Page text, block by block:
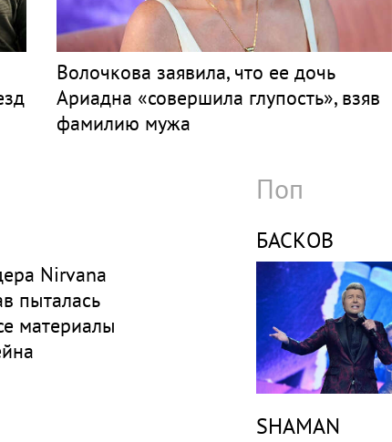
Волочкова заявила, что ее дочь
Ариадна «совершила глупость», взяв
фамилию мужа
Nirvana
пыталась
материалы
Поп
БАСКОВ
SHAMAN